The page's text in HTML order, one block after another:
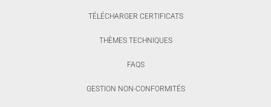
TÉLÉCHARGER CERTIFICATS
THÈMES TECHNIQUES
FAQS
GESTION NON-CONFORMITÉS